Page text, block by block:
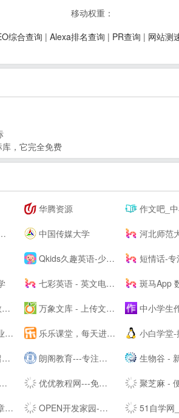
移动权重：
综合查询 | Alexa排名查询 | PR查询 | 网站测
，它完全免费
华腾资源 作文吧_中小学生作文
中国传媒大学 河北师范
Qkids久趣英语-少儿英语-全英文授课 短情话-专注情
七彩英语 - 英文电子书下载站 PDF|TXT格式英文原版原著下载 斑马App
万象文库 - 上传文档分享的网站 中小学生作文网_中考高考满分作文_初
乐乐课堂，每天进步多一点！ 小白学堂-插件 资源 Idea 破解码
朗阁教育---专注雅思培训、新托福、SAT等出国留学英语考试留学培训机构 生物谷 - 新发现,新技术,新产业 -
优优教程网---免费自学软件就上优优网-PS,AI,C4D,AE,UI,Sketch,平面,海报等原创免费教程在线学习-UiiiUiii-- 聚芝麻 - 便捷的网址大全站，
OPEN开发家园-为开发爱好者分享技巧！ 51自学网_自学网_软件